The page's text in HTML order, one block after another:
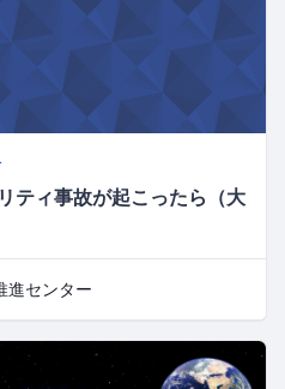
ティ事故が起こったら（大
進センター